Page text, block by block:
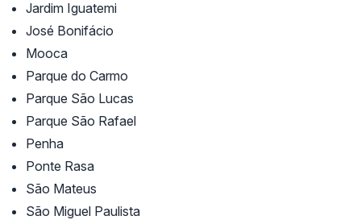
Jardim Iguatemi
José Bonifácio
Mooca
Parque do Carmo
Parque São Lucas
Parque São Rafael
Penha
Ponte Rasa
São Mateus
São Miguel Paulista